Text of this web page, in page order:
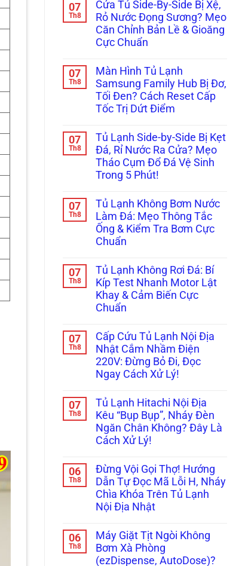
bình
luận
ở
Tủ
Lạnh
Multidoor
Cánh
Kêu
Réo
To
Ngăn
Đông
Bắt
Bệnh
Kẹt
Quạt
Dàn
Lạnh
Inverter
Chuẩn
07
Th8
Cửa Tủ Side-By-Side Bị Xệ,
Rỏ Nước Đọng Sương? Mẹo
Căn Chỉnh Bản Lề & Gioăng
Cực Chuẩn
bình
luận
ở
Cửa
Tủ
Side-
Side
Xệ,
Rỏ
Nước
Đọng
Sương?
Căn
Chỉnh
Bản
Lề
&
Gioăng
Cực
07
Th8
Màn Hình Tủ Lạnh
Samsung Family Hub Bị Đơ,
Tối Đen? Cách Reset Cấp
Tốc Trị Dứt Điểm
bình
luận
ở
Màn
Hình
Tủ
Samsung
Family
Hub
Bị
Đơ,
Tối
Đen?
Reset
Cấp
Tốc
Trị
Dứt
Điểm
07
Th8
Tủ Lạnh Side-by-Side Bị Kẹt
Đá, Rỉ Nước Ra Cửa? Mẹo
Tháo Cụm Đổ Đá Vệ Sinh
Trong 5 Phút!
bình
luận
ở
Tủ
Lạnh
Side-
Side
Kẹt
Đá,
Rỉ
Nước
Ra
Mẹo
Tháo
Cụm
Đổ
Đá
Vệ
Sinh
5
Phút!
07
Th8
Tủ Lạnh Không Bơm Nước
Làm Đá: Mẹo Thông Tắc
Ống & Kiểm Tra Bơm Cực
Chuẩn
bình
luận
ở
Tủ
Lạnh
Không
Nước
Làm
Đá:
Mẹo
Thông
Tắc
Ống
Kiểm
Tra
Bơm
Cực
Chuẩn
07
Th8
Tủ Lạnh Không Rơi Đá: Bí
Kíp Test Nhanh Motor Lật
Khay & Cảm Biến Cực
Chuẩn
bình
luận
ở
Tủ
Lạnh
Không
Đá:
Kíp
Test
Nhanh
Motor
Lật
Cảm
Biến
Cực
Chuẩn
07
Th8
Cấp Cứu Tủ Lạnh Nội Địa
Nhật Cắm Nhầm Điện
220V: Đừng Bỏ Đi, Đọc
Ngay Cách Xử Lý!
bình
luận
ở
Cấp
Cứu
Tủ
Nội
Địa
Nhật
Cắm
Nhầm
Điện
220V:
Đi,
Đọc
Ngay
Cách
07
Th8
Tủ Lạnh Hitachi Nội Địa
Kêu “Bụp Bụp”, Nháy Đèn
Ngăn Chân Không? Đây Là
Cách Xử Lý!
bình
luận
ở
Tủ
Lạnh
Hitachi
Kêu
“Bụp
Bụp”,
Nháy
06
Th8
Đừng Vội Gọi Thợ! Hướng
Dẫn Tự Đọc Mã Lỗi H, Nháy
Chìa Khóa Trên Tủ Lạnh
Nội Địa Nhật
bình
luận
ở
Đừng
06
Th8
Máy Giặt Tịt Ngòi Không
Bơm Xà Phòng
(ezDispense, AutoDose)?